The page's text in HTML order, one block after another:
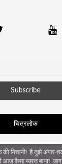
चित्रलोक